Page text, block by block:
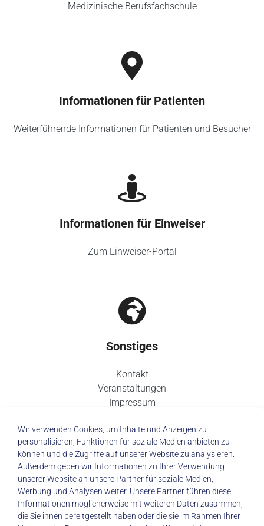
Medizinische Berufsfachschule
Informationen für Patienten
Weiterführende Informationen für Patienten und Besucher
Informationen für Einweiser
Zum Einweiser-Portal
Sonstiges
Kontakt
Veranstaltungen
Impressum
© 2026 Städtisches Klinikum Dresden
Impressum|Datenschutz
Wir verwenden Cookies, um Inhalte und Anzeigen zu
personalisieren, Funktionen für soziale Medien anbieten zu
können und die Zugriffe auf unserer Website zu analysieren.
Außerdem geben wir Informationen zu Ihrer Verwendung
unserer Website an unsere Partner für soziale Medien,
Werbung und Analysen weiter. Unsere Partner führen diese
Informationen möglicherweise mit weiteren Daten zusammen,
die Sie ihnen bereitgestellt haben oder die sie im Rahmen Ihrer